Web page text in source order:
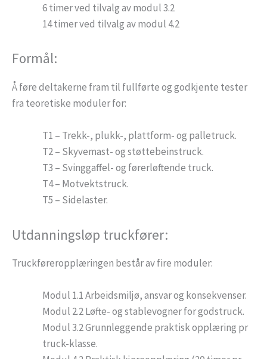
6 timer ved tilvalg av modul 3.2
14 timer ved tilvalg av modul 4.2
Formål:
Å føre deltakerne fram til fullførte og godkjente tester
fra teoretiske moduler for:
T1 – Trekk-, plukk-, plattform- og palletruck.
T2 – Skyvemast- og støttebeinstruck.
T3 – Svinggaffel- og førerløftende truck.
T4 – Motvektstruck.
T5 – Sidelaster.
Utdanningsløp truckfører:
Truckføreropplæringen består av fire moduler:
Modul 1.1 Arbeidsmiljø, ansvar og konsekvenser.
Modul 2.2 Løfte- og stablevogner for godstruck.
Modul 3.2 Grunnleggende praktisk opplæring pr
truck-klasse.